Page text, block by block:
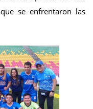
se enfrentaron las